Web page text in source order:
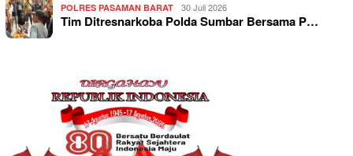
POLRES PASAMAN BARAT 30 Juli 2026
Tim Ditresnarkoba Polda Sumbar Bersama P…